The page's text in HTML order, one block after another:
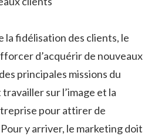
la fidélisation des clients, le
d’acquérir de nouveaux
principales missions du
sur l’image et la
pour attirer de
y arriver, le marketing doit